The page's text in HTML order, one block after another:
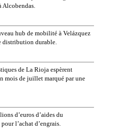
Alcobendas.
hub de mobilité à Velázquez
distribution durable.
de La Rioja espèrent
mois de juillet marqué par une
d’euros d’aides du
l’achat d’engrais.